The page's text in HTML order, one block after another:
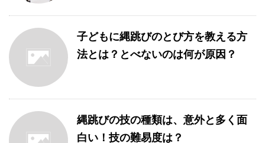
子どもに縄跳びのとび方を教える方
法とは？とべないのは何が原因？
縄跳びの技の種類は、意外と多く面
白い！技の難易度は？